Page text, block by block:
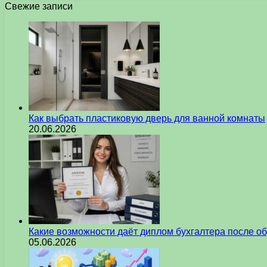
Свежие записи
Как выбрать пластиковую дверь для ванной комнаты
20.06.2026
Какие возможности даёт диплом бухгалтера после
05.06.2026